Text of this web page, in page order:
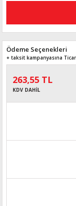
Ödeme Seçenekleri
+ taksit kampanyasına
263,55 TL
KDV DAHİL